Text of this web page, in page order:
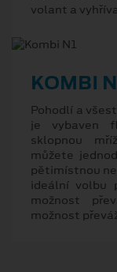
volant a
KOMBI
Pohodlí a
je vybaven
sklopnou
můžete
pětimístnou
ideální volbu
možnost
možnost